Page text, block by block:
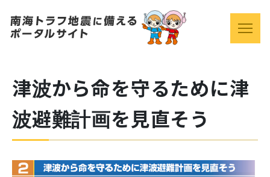
津波から命を守るために津
波避難計画を見直そう